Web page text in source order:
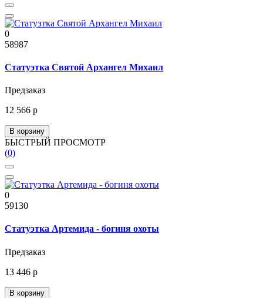
0
58987
Статуэтка Святой Архангел Михаил
Предзаказ
12 566 р
В корзину
БЫСТРЫЙ ПРОСМОТР
(0)
0
59130
Статуэтка Артемида - богиня охоты
Предзаказ
13 446 р
В корзину